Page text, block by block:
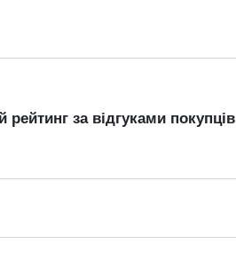
рейтинг за відгуками покупців